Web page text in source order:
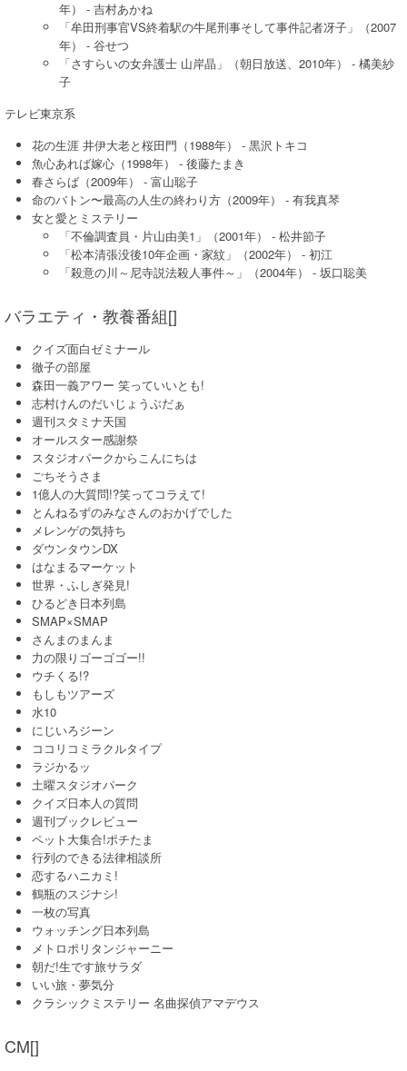
年） - 吉村あかね
「牟田刑事官VS終着駅の牛尾刑事そして事件記者冴子」（2007
年） - 谷せつ
「さすらいの女弁護士 山岸晶」（朝日放送、2010年） - 橘美紗
子
テレビ東京系
花の生涯 井伊大老と桜田門（1988年） - 黒沢トキコ
魚心あれば嫁心（1998年） - 後藤たまき
春さらば（2009年） - 富山聡子
命のバトン〜最高の人生の終わり方（2009年） - 有我真琴
女と愛とミステリー
「不倫調査員・片山由美1」（2001年） - 松井節子
「松本清張没後10年企画・家紋」（2002年） - 初江
「殺意の川～尼寺説法殺人事件～」（2004年） - 坂口聡美
バラエティ・教養番組[]
クイズ面白ゼミナール
徹子の部屋
森田一義アワー 笑っていいとも!
志村けんのだいじょうぶだぁ
週刊スタミナ天国
オールスター感謝祭
スタジオパークからこんにちは
ごちそうさま
1億人の大質問!?笑ってコラえて!
とんねるずのみなさんのおかげでした
メレンゲの気持ち
ダウンタウンDX
はなまるマーケット
世界・ふしぎ発見!
ひるどき日本列島
SMAP×SMAP
さんまのまんま
力の限りゴーゴゴー!!
ウチくる!?
もしもツアーズ
水10
にじいろジーン
ココリコミラクルタイプ
ラジかるッ
土曜スタジオパーク
クイズ日本人の質問
週刊ブックレビュー
ペット大集合!ポチたま
行列のできる法律相談所
恋するハニカミ!
鶴瓶のスジナシ!
一枚の写真
ウォッチング日本列島
メトロポリタンジャーニー
朝だ!生です旅サラダ
いい旅・夢気分
クラシックミステリー 名曲探偵アマデウス
CM[]